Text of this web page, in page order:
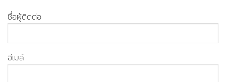
ชื่อผู้ติดต่อ
อีเมล์